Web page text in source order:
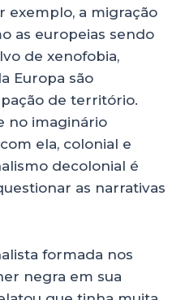
exemplo, a migração
as europeias sendo
de xenofobia,
Europa são
de território.
no imaginário
ela, colonial e
decolonial é
as narrativas
formada nos
negra em sua